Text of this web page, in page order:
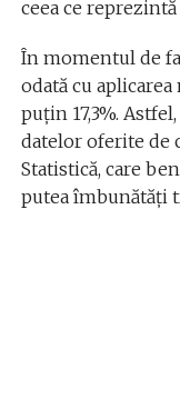
ceea ce
În momentul de
odată cu aplicarea
puțin 17,3%.
datelor oferite de
Statistică, care
putea îmbunătăți